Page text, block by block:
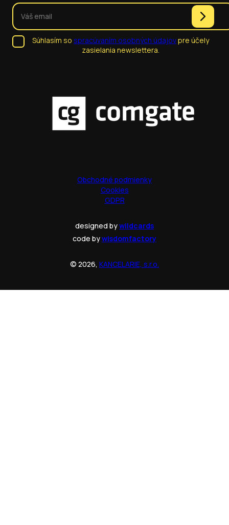
Súhlasím so spracúvaním osobných údajovpre účely
zasielania newslettera.
Obchodné podmienky
Cookies
GDPR
designed bywildcards
code bywisdomfactory
© 2026, KANCELARIE, s.r.o.